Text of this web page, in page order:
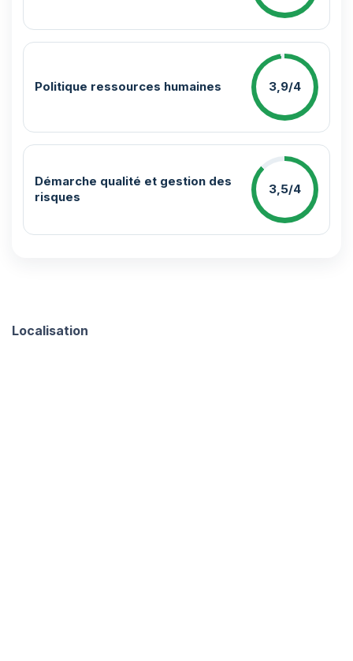
Politique ressources humaines 3,9/4
Démarche qualité et gestion des
risques
3,5/4
Localisation